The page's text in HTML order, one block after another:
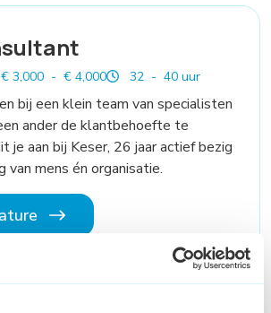
€ 3,000 - € 4,000 32 - 40 uur
bij een klein team van specialisten
ander de klantbehoefte te
je aan bij Keser, 26 jaar actief bezig
mens én organisatie.